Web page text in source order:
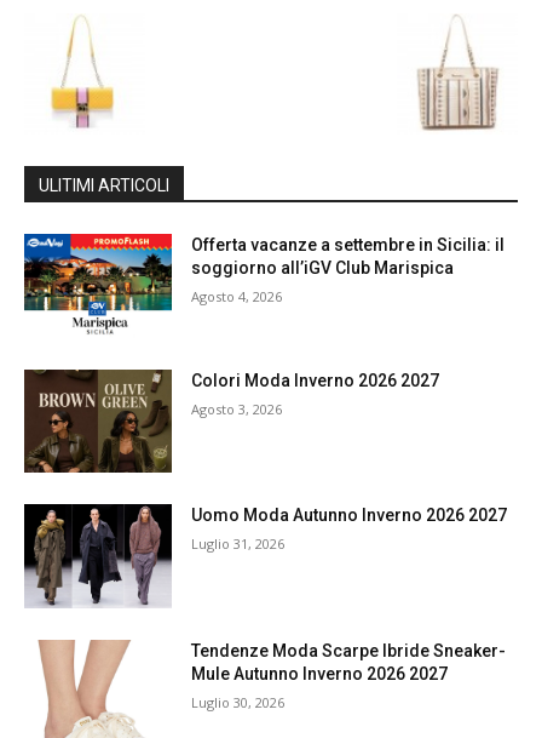
ULITIMI ARTICOLI
Offerta vacanze a settembre in Sicilia: il
soggiorno all’iGV Club Marispica
Agosto 4, 2026
Colori Moda Inverno 2026 2027
Agosto 3, 2026
Uomo Moda Autunno Inverno 2026 2027
Luglio 31, 2026
Tendenze Moda Scarpe Ibride Sneaker-
Mule Autunno Inverno 2026 2027
Luglio 30, 2026